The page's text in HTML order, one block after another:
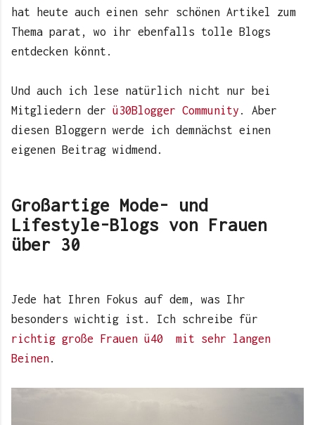
hat heute auch einen sehr schönen Artikel zum
Thema parat, wo ihr ebenfalls tolle Blogs
entdecken könnt.
Und auch ich lese natürlich nicht nur bei
Mitgliedern der ü30Blogger Community . Aber
diesen Bloggern werde ich demnächst einen
eigenen Beitrag widmend.
Großartige Mode- und
Lifestyle-Blogs von Frauen
über 30
Jede hat Ihren Fokus auf dem, was Ihr
besonders wichtig ist. Ich schreibe für
richtig große Frauen ü40 mit sehr langen
Beinen.